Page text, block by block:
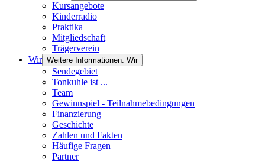
Kursangebote
Kinderradio
Praktika
Mitgliedschaft
Trägerverein
Wir Weitere Informationen: Wir
Sendegebiet
Tonkuhle ist ...
Team
Gewinnspiel - Teilnahmebedingungen
Finanzierung
Geschichte
Zahlen und Fakten
Häufige Fragen
Partner